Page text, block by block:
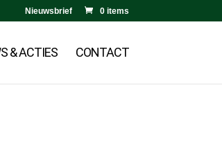
Nieuwsbrief 0 items
& ACTIES CONTACT